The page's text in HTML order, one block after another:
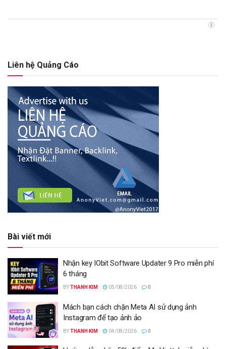
Liên hệ Quảng Cáo
Bài viết mới
Nhận key IObit Software Updater 9 Pro miễn phí
6 tháng
BYTHANH KIM 05/08/2026 0
Mách bạn cách chặn Meta AI sử dụng ảnh
Instagram để tạo ảnh ảo
BYTHANH KIM 04/08/2026 0